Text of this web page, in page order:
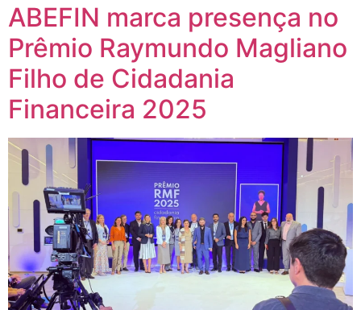
ABEFIN marca presença no
Prêmio Raymundo Magliano
Filho de Cidadania
Financeira 2025